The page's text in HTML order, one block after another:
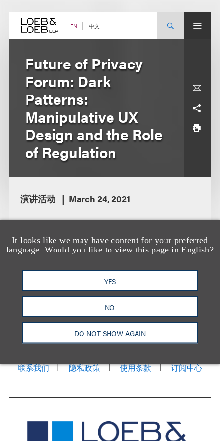
content EN 中文
It looks like we may have content for your preferred
language. Would you like to view this page in English?
YES
NO
DO NOT SHOW AGAIN
Future of Privacy
Forum: Dark
Patterns:
Manipulative UX
Design and the Role
of Regulation
演讲活动 March 24, 2021
芝加哥
华盛顿特区
旧金山 泰森斯
代表处
香港
联系我们
隐私政策 使用条款 订阅中心